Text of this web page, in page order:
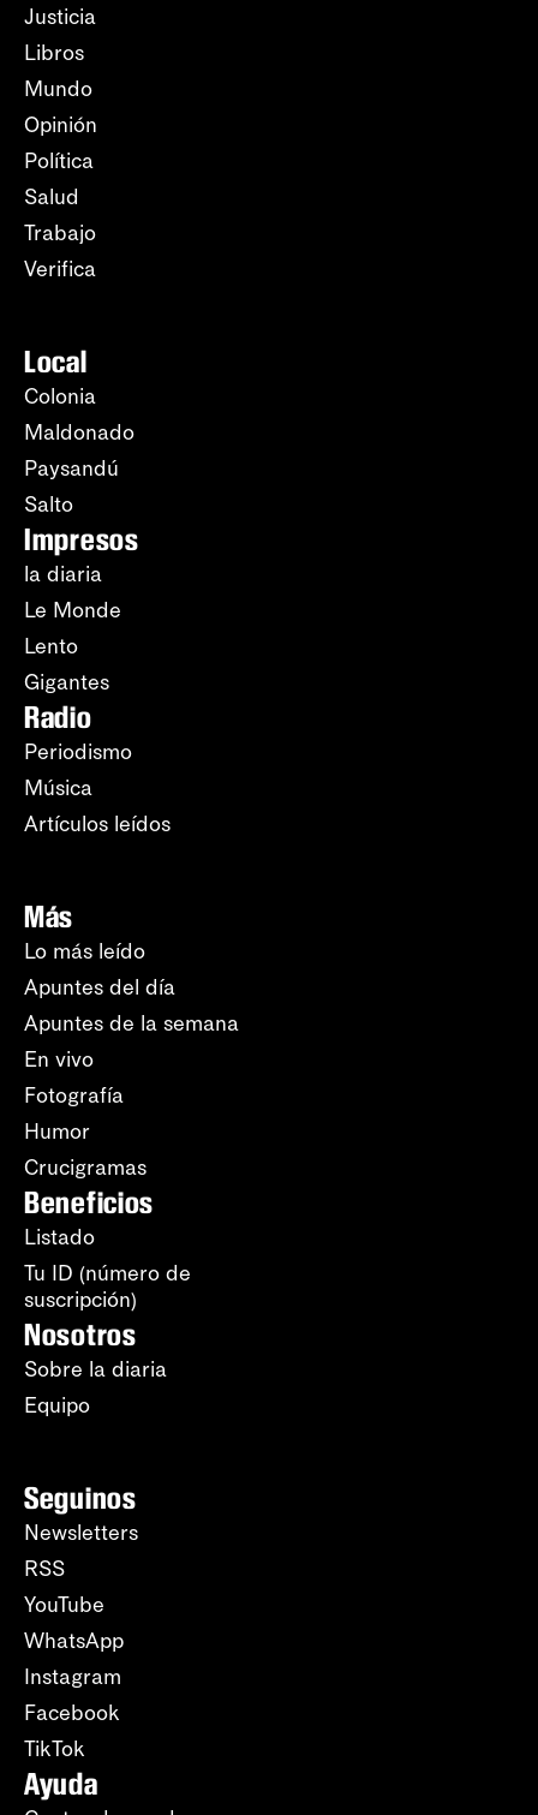
Justicia
Libros
Mundo
Opinión
Política
Salud
Trabajo
Verifica
Local
Colonia
Maldonado
Paysandú
Salto
Impresos
la diaria
Le Monde
Lento
Gigantes
Radio
Periodismo
Música
Artículos leídos
Más
Lo más leído
Apuntes del día
Apuntes de la semana
En vivo
Fotografía
Humor
Crucigramas
Beneficios
Listado
Tu ID (número de
suscripción)
Nosotros
Sobre la diaria
Equipo
Seguinos
Newsletters
RSS
YouTube
WhatsApp
Instagram
Facebook
TikTok
Ayuda